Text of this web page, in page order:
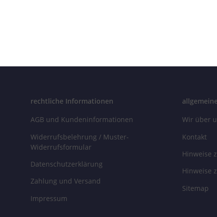
rechtliche Informationen
AGB und Kundeninformationen
Widerrufsbelehrung / Muster-
Widerrufsformular
Datenschutzerklärung
Zahlung und Versand
Impressum
Wir über
Kontakt
Hinweise
Hinweise
Sitemap